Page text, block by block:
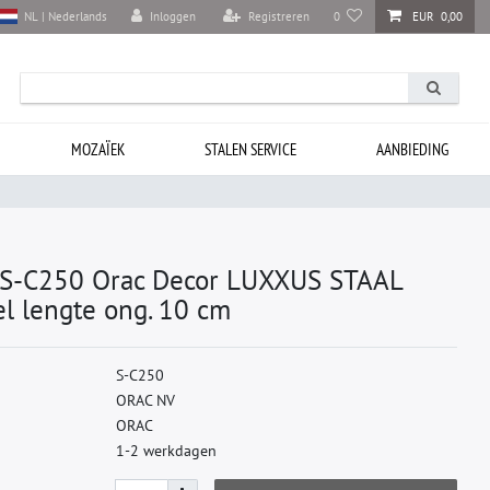
Inloggen Registreren 0 EUR 0,00
NL | Nederlands
MOZAÏEK STALEN SERVICE AANBIEDING
C250 Orac Decor LUXXUS STAAL
lengte ong. 10 cm
S-C250
ORAC NV
ORAC
1-2 werkdagen